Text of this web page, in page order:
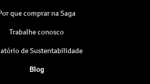
que comprar na Saga
Trabalhe conosco
de Sustentabilidade
Blog